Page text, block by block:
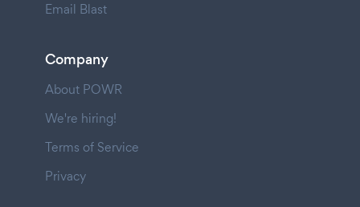
Email Blast
Company
About POWR
We're hiring!
Terms of Service
Privacy